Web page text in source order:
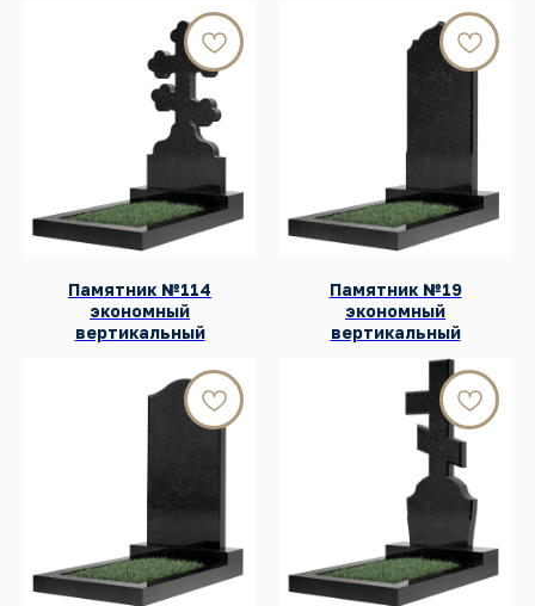
Памятник №114
экономный
вертикальный
Памятник №19
экономный
вертикальный